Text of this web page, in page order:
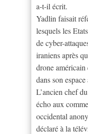
a-t-il écrit.
Yadlin faisait
lesquels les
de cyber-
iraniens après
drone américain
dans son
L’ancien chef
écho aux
occidental
déclaré à la